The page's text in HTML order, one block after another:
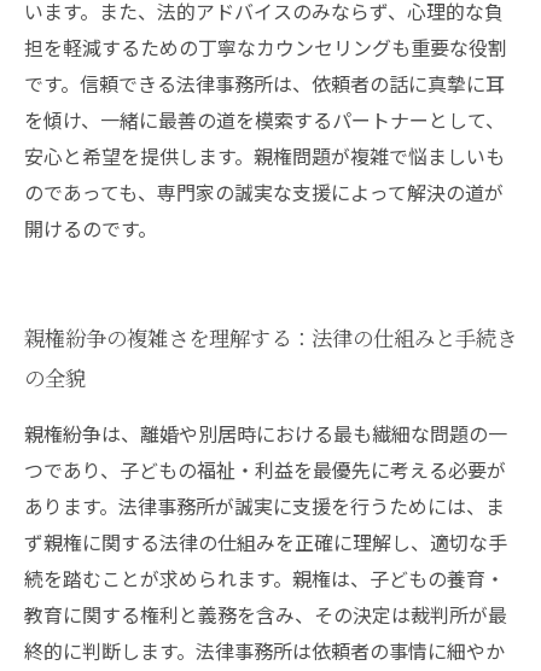
います。また、法的アドバイスのみならず、心理的な負
担を軽減するための丁寧なカウンセリングも重要な役割
です。信頼できる法律事務所は、依頼者の話に真摯に耳
を傾け、一緒に最善の道を模索するパートナーとして、
安心と希望を提供します。親権問題が複雑で悩ましいも
のであっても、専門家の誠実な支援によって解決の道が
開けるのです。
親権紛争の複雑さを理解する：法律の仕組みと手続き
の全貌
親権紛争は、離婚や別居時における最も繊細な問題の一
つであり、子どもの福祉・利益を最優先に考える必要が
あります。法律事務所が誠実に支援を行うためには、ま
ず親権に関する法律の仕組みを正確に理解し、適切な手
続を踏むことが求められます。親権は、子どもの養育・
教育に関する権利と義務を含み、その決定は裁判所が最
終的に判断します。法律事務所は依頼者の事情に細やか